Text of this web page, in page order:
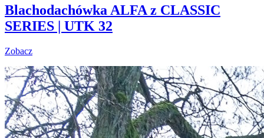
Blachodachówka ALFA z CLASSIC
SERIES | UTK 32
Zobacz